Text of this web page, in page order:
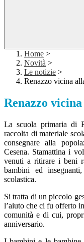
Home >
Novità >
Le notizie >
Renazzo vicina
Renazzo
La scuola primaria di
raccolta di materiale
consegnare alla
Cesena. Stamattina i
venuti a ritirare i beni
bambini ed
scolastica.
Si tratta di un piccolo
l’aiuto che ci fu offerto
comunità e di cui,
anniversario.